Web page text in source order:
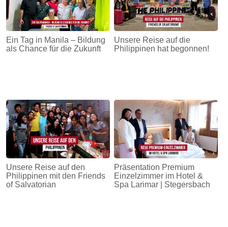
Ein Tag in Manila – Bildung
als Chance für die Zukunft
Unsere Reise auf die
Philippinen hat begonnen!
Unsere Reise auf den
Philippinen mit den Friends
of Salvatorian
Präsentation Premium
Einzelzimmer im Hotel &
Spa Larimar | Stegersbach